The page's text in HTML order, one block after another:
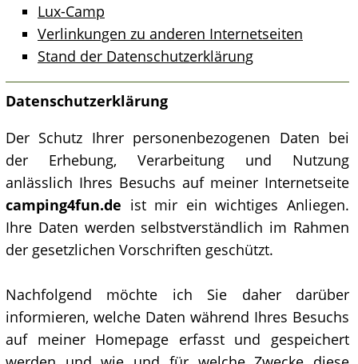
Lux-Camp
Verlinkungen zu anderen Internetseiten
Stand der Datenschutzerklärung
Datenschutzerklärung
Der Schutz Ihrer personenbezogenen Daten bei
der Erhebung, Verarbeitung und Nutzung
anlässlich Ihres Besuchs auf meiner Internetseite
camping4fun.de ist mir ein wichtiges Anliegen.
Ihre Daten werden selbstverständlich im Rahmen
der gesetzlichen Vorschriften geschützt.
Nachfolgend möchte ich Sie daher darüber
informieren, welche Daten während Ihres Besuchs
auf meiner Homepage erfasst und gespeichert